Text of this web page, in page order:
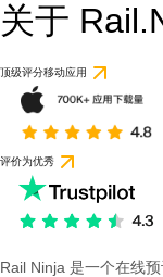
关于
顶级评分移动应用
评价为优秀
Rail Ninja 是一个在线